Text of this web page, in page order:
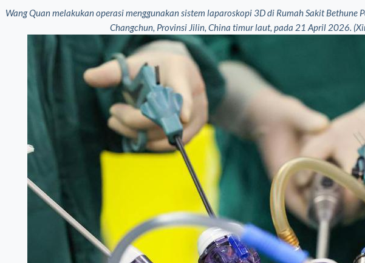
Wang Quan melakukan operasi menggunakan sistem laparoskopi 3D di Rumah Sakit
Changchun, Provinsi Jilin, China timur laut, pada 21 April 2026.